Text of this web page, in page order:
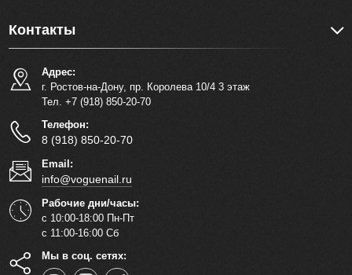
Контакты
Адрес:
г. Ростов-на-Дону, пр. Королева 10/4 3 этаж
Тел. +7 (918) 850-20-70
Телефон:
8 (918) 850-20-70
Email:
info@voguenail.ru
Рабочие дни/часы:
с 10:00-18:00 Пн-Пт
с 11:00-16:00 Сб
Мы в соц. сетях: